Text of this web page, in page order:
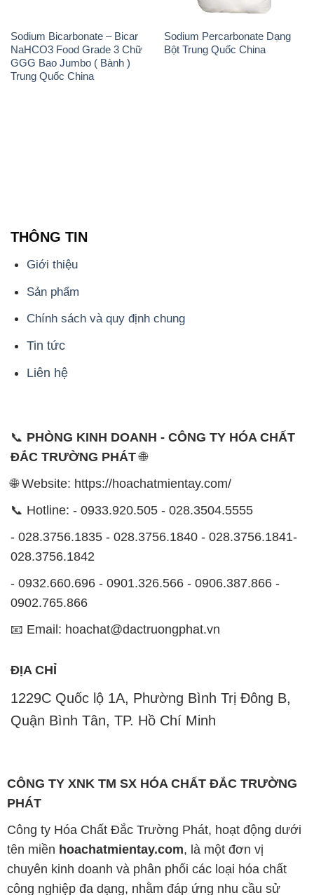
Sodium Bicarbonate – Bicar
NaHCO3 Food Grade 3 Chữ
GGG Bao Jumbo ( Bành )
Trung Quốc China
Sodium Percarbonate Dạng
Bột Trung Quốc China
THÔNG TIN
Giới thiệu
Sản phẩm
Chính sách và quy định chung
Tin tức
Liên hệ
📞 PHÒNG KINH DOANH - CÔNG TY HÓA CHẤT
ĐẮC TRƯỜNG PHÁT🌐
🌐 Website: https://hoachatmientay.com/
📞 Hotline: - 0933.920.505 - 028.3504.5555
- 028.3756.1835 - 028.3756.1840 - 028.3756.1841-
028.3756.1842
- 0932.660.696 - 0901.326.566 - 0906.387.866 -
0902.765.866
📧 Email: hoachat@dactruongphat.vn
ĐỊA CHỈ
1229C Quốc lộ 1A, Phường Bình Trị Đông B,
Quận Bình Tân, TP. Hồ Chí Minh
CÔNG TY XNK TM SX HÓA CHẤT ĐẮC TRƯỜNG
PHÁT
Công ty Hóa Chất Đắc Trường Phát, hoạt động dưới
tên miền hoachatmientay.com, là một đơn vị
chuyên kinh doanh và phân phối các loại hóa chất
công nghiệp đa dạng, nhằm đáp ứng nhu cầu sử